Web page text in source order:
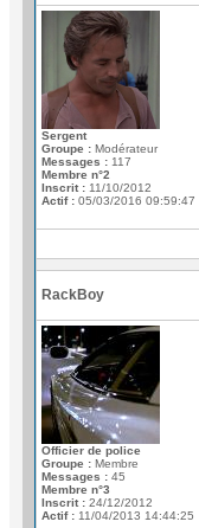
Sergent
Groupe : Modérateur
Messages : 117
Membre n°2
Inscrit : 11/10/2012
Actif : 05/03/2016 09:59:47
RackBoy
Officier de police
Groupe : Membre
Messages : 45
Membre n°3
Inscrit : 24/12/2012
Actif : 11/04/2013 14:44:25